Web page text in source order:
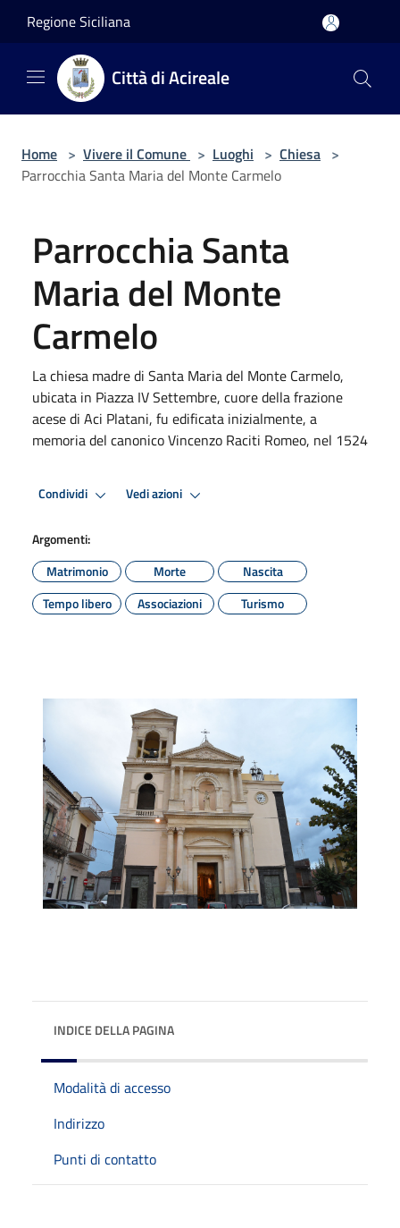
Regione Siciliana
Città di Acireale
Home > Vivere il Comune > Luoghi > Chiesa >
Parrocchia Santa Maria del Monte Carmelo
Parrocchia Santa
Maria del Monte
Carmelo
La chiesa madre di Santa Maria del Monte Carmelo,
ubicata in Piazza IV Settembre, cuore della frazione
acese di Aci Platani, fu edificata inizialmente, a
memoria del canonico Vincenzo Raciti Romeo, nel 1524
Condividi Vedi azioni
Argomenti:
Matrimonio
Morte
Nascita
Tempo libero
Associazioni Turismo
INDICE DELLA PAGINA
Modalità di accesso
Indirizzo
Punti di contatto